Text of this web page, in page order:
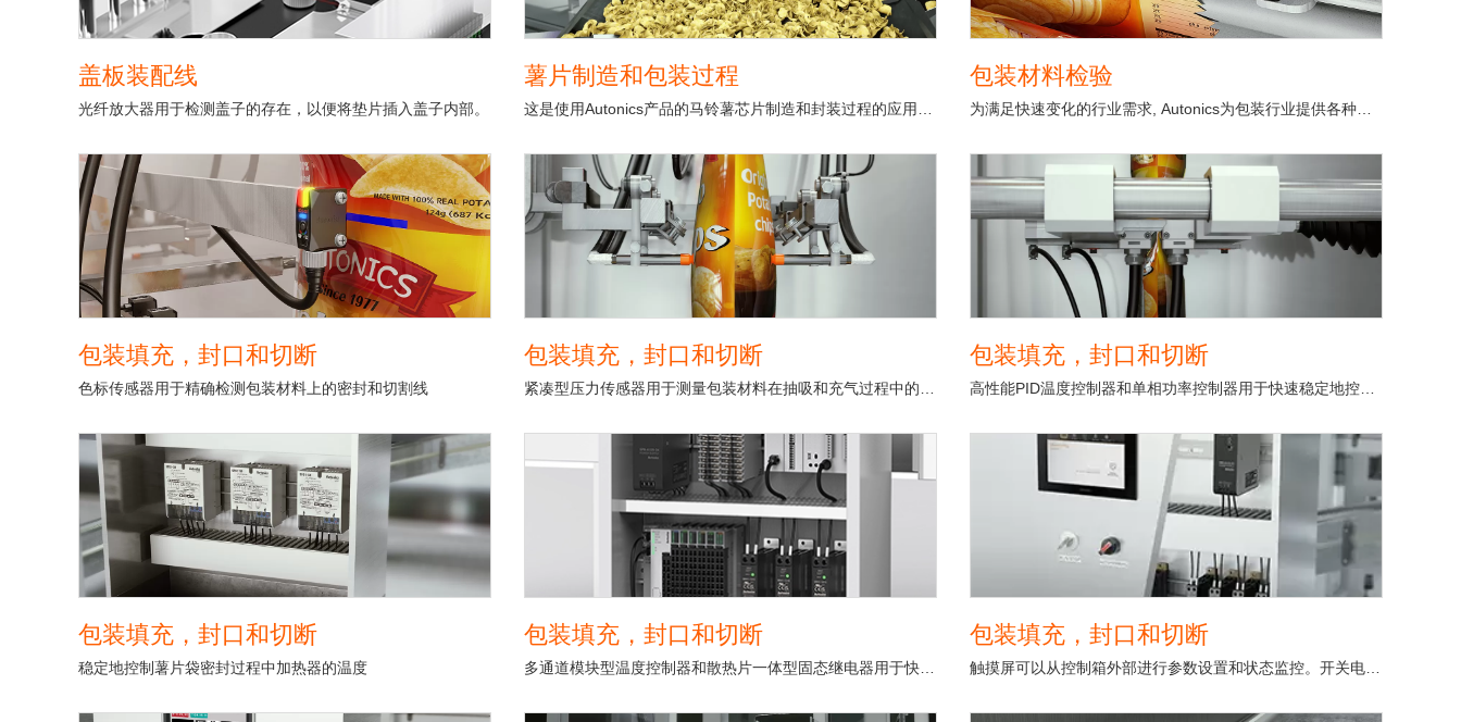
盖板装配线
光纤放大器用于检测盖子的存在，以便将垫片插入盖子内部。
薯片制造和包装过程 包装材料检验
包装填充，封口和切断
色标传感器用于精确检测包装材料上的密封和切割线
包装填充，封口和切断 包装填充，封口和切断
包装填充，封口和切断
稳定地控制薯片袋密封过程中加热器的温度
包装填充，封口和切断 包装填充，封口和切断